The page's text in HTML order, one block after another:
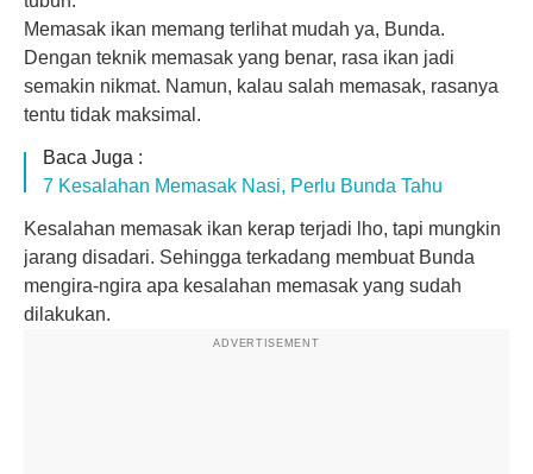
Memasak ikan memang terlihat mudah ya, Bunda.
Dengan teknik memasak yang benar, rasa ikan jadi
semakin nikmat. Namun, kalau salah memasak, rasanya
tentu tidak maksimal.
Baca Juga :
7 Kesalahan Memasak Nasi, Perlu Bunda Tahu
Kesalahan memasak ikan kerap terjadi lho, tapi mungkin
jarang disadari. Sehingga terkadang membuat Bunda
mengira-ngira apa kesalahan memasak yang sudah
dilakukan.
ADVERTISEMENT